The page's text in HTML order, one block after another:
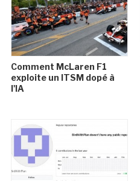
Comment McLaren F1
exploite un ITSM dopé à
l'IA